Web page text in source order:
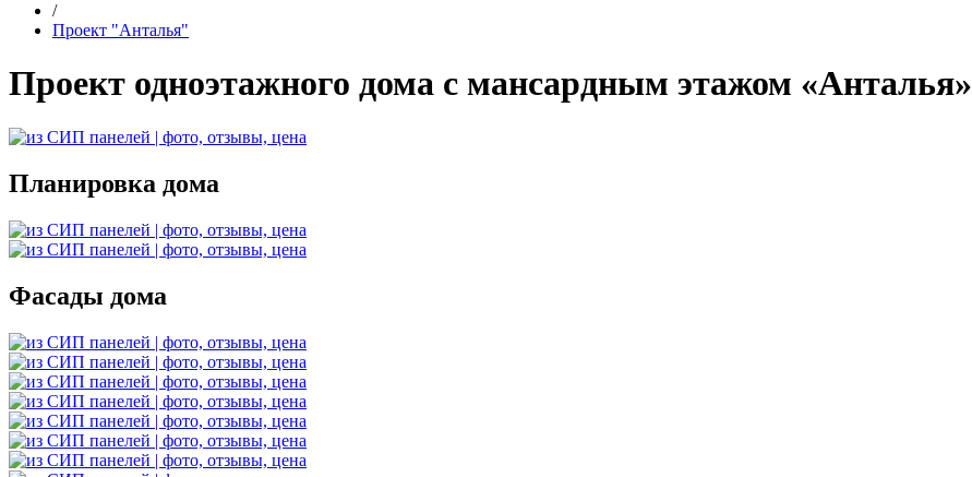
/
Проект "Анталья"
Проект одноэтажного дома с мансардным этажом «Анталья»
Планировка дома
Фасады дома